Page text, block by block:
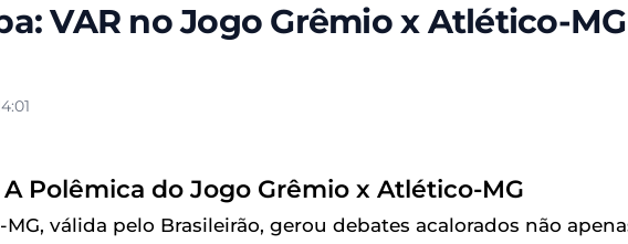
VAR no Jogo Grêmio x Atlético-
Polêmica do Jogo Grêmio x Atlético-MG
válida pelo Brasileirão, gerou debates acalorados não